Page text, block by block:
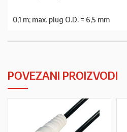
0,1 m; max. plug O.D. = 6,5 mm
POVEZANI PROIZVODI